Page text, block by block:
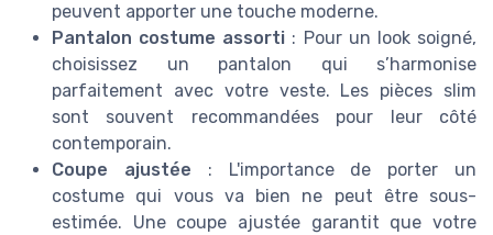
peuvent apporter une touche moderne.
Pantalon costume assorti : Pour un look soigné,
choisissez un pantalon qui s’harmonise
parfaitement avec votre veste. Les pièces slim
sont souvent recommandées pour leur côté
contemporain.
Coupe ajustée : L'importance de porter un
costume qui vous va bien ne peut être sous-
estimée. Une coupe ajustée garantit que votre